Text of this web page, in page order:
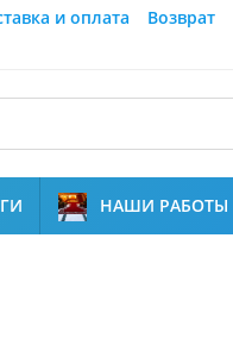
и оплата Возврат
НАШИ РАБОТЫ